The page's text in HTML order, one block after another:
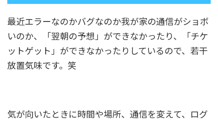
最近エラーなのかバグなのか我が家の通信がショボ
いのか、「翌朝の予想」ができなかったり、「チケ
ットゲット」ができなかったりしているので、若干
放置気味です。笑
気が向いたときに時間や場所、通信を変えて、ログ